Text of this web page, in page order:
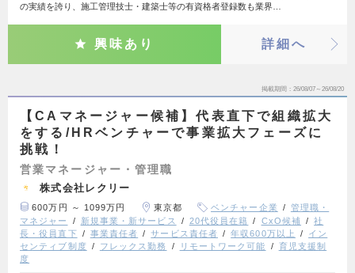
の実績を誇り、施工管理技士・建築士等の有資格者登録数も業界…
興味あり 詳細へ
掲載期間 26/08/07～26/08/20
【CAマネージャー候補】代表直下で組織拡大
をする/HRベンチャーで事業拡大フェーズに
挑戦！
営業マネージャー・管理職
株式会社レクリー
600万円 ～ 1099万円 東京都 ベンチャー企業
管理職・
マネジャー
新規事業・新サービス 20代役員在籍 CxO候補
社
長・役員直下
事業責任者 サービス責任者 年収600万以上
イン
センティブ制度
フレックス勤務 リモートワーク可能
育児支援制
度